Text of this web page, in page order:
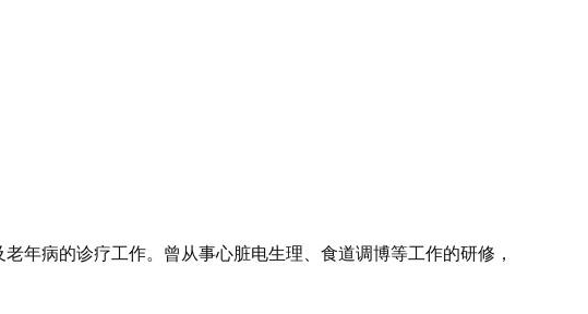
年病的诊疗工作。曾从事心脏电生理、食道调博等工作的研修，